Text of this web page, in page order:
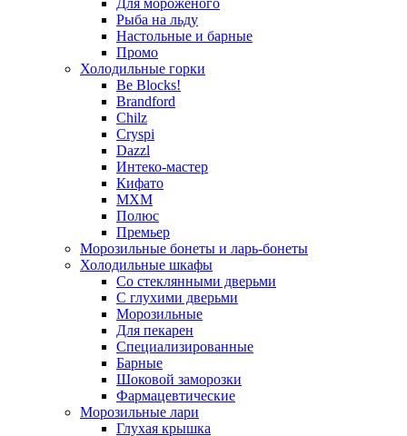
Рыба на льду
Настольные и барные
Промо
Холодильные горки
Be Blocks!
Brandford
Chilz
Cryspi
Dazzl
Интеко-мастер
Кифато
МХМ
Полюс
Премьер
Морозильные бонеты и ларь-бонеты
Холодильные шкафы
Со стеклянными дверьми
С глухими дверьми
Морозильные
Для пекарен
Специализированные
Барные
Шоковой заморозки
Фармацевтические
Морозильные лари
Глухая крышка